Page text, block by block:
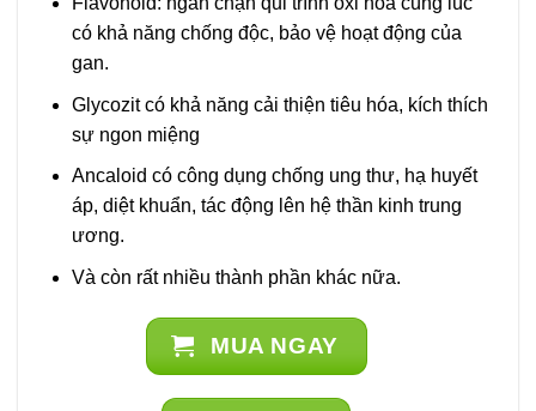
có khả năng chống độc, bảo vệ hoạt động của
gan.
Glycozit có khả năng cải thiện tiêu hóa, kích thích
sự ngon miệng
Ancaloid có công dụng chống ung thư, hạ huyết
áp, diệt khuẩn, tác động lên hệ thần kinh trung
ương.
Và còn rất nhiều thành phần khác nữa.
MUA NGAY